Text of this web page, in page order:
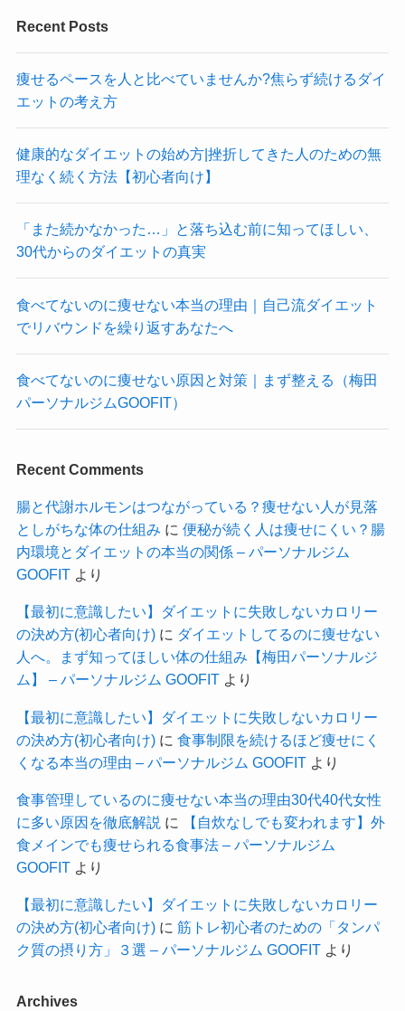
Recent Posts
痩せるペースを人と比べていませんか?焦らず続けるダイ
エットの考え方
健康的なダイエットの始め方|挫折してきた人のための無
理なく続く方法【初心者向け】
「また続かなかった…」と落ち込む前に知ってほしい、
30代からのダイエットの真実
食べてないのに痩せない本当の理由｜自己流ダイエット
でリバウンドを繰り返すあなたへ
食べてないのに痩せない原因と対策｜まず整える（梅田
パーソナルジムGOOFIT）
Recent Comments
腸と代謝ホルモンはつながっている？痩せない人が見落
としがちな体の仕組み に 便秘が続く人は痩せにくい？腸
内環境とダイエットの本当の関係 – パーソナルジム
GOOFITより
【最初に意識したい】ダイエットに失敗しないカロリー
の決め方(初心者向け)に ダイエットしてるのに痩せない
人へ。まず知ってほしい体の仕組み【梅田パーソナルジ
ム】 – パーソナルジム GOOFITより
【最初に意識したい】ダイエットに失敗しないカロリー
の決め方(初心者向け)に 食事制限を続けるほど痩せにく
くなる本当の理由 – パーソナルジム GOOFITより
食事管理しているのに痩せない本当の理由30代40代女性
に多い原因を徹底解説 に
【自炊なしでも変われます】外
食メインでも痩せられる食事法 – パーソナルジム
GOOFITより
【最初に意識したい】ダイエットに失敗しないカロリー
の決め方(初心者向け)に 筋トレ初心者のための「タンパ
ク質の摂り方」３選 – パーソナルジム GOOFITより
Archives